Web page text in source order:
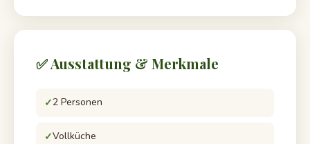
✅ Ausstattung & Merkmale
2 Personen
Vollküche